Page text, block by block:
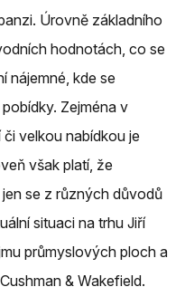
Úrovně základního
hodnotách, co se
nájemné, kde se
Zejména v
velkou nabídkou je
však platí, že
se z různých důvodů
situaci na trhu Jiří
průmyslových ploch a
& Wakefield.